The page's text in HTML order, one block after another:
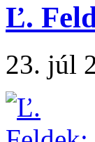
Ľ.
23. júl